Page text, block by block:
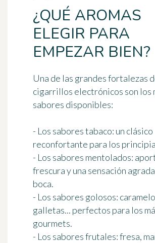
¿QUÉ AROMAS
ELEGIR PARA
EMPEZAR BIEN?
Una de las grandes fortalezas
cigarrillos electrónicos son los
sabores disponibles:
- Los sabores tabaco: un clásico
reconfortante para los
- Los sabores mentolados:
frescura y una sensación
boca.
- Los sabores golosos:
galletas... perfectos para los
gourmets.
- Los sabores frutales: fresa,